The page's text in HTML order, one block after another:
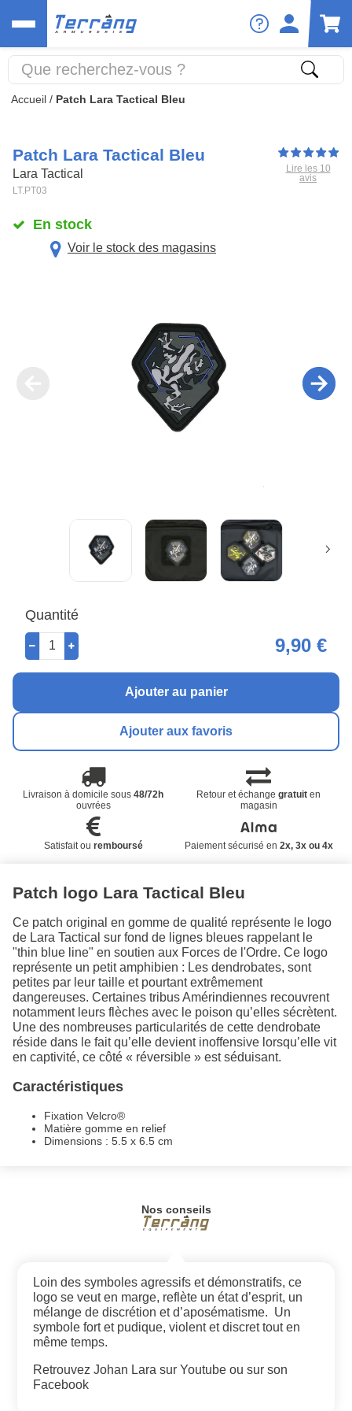
Accueil / Patch Lara Tactical Bleu
Patch Lara Tactical Bleu
Lara Tactical
LT.PT03
Lire les 10
avis
En stock
Voir le stock des magasins
Quantité
9,90 €
Ajouter au panier
Ajouter aux favoris
Livraison à domicile sous48/72h
ouvrées
Retour et échangegratuit en
magasin
Satisfait ou remboursé Paiement sécurisé en 2x, 3x ou 4x
Patch logo Lara Tactical Bleu
Ce patch original en gomme de qualité représente le logo
de Lara Tactical sur fond de lignes bleues rappelant le
"thin blue line" en soutien aux Forces de l'Ordre. Ce logo
représente un petit amphibien : Les dendrobates, sont
petites par leur taille et pourtant extrêmement
dangereuses. Certaines tribus Amérindiennes recouvrent
notamment leurs flèches avec le poison qu’elles sécrètent.
Une des nombreuses particularités de cette dendrobate
réside dans le fait qu’elle devient inoffensive lorsqu’elle vit
en captivité, ce côté « réversible » est séduisant.
Caractéristiques
Fixation Velcro®
Matière gomme en relief
Dimensions : 5.5 x 6.5 cm
Nos conseils
Loin des symboles agressifs et démonstratifs, ce
logo se veut en marge, reflète un état d’esprit, un
mélange de discrétion et d’aposématisme. Un
symbole fort et pudique, violent et discret tout en
même temps.
Retrouvez Johan Lara sur Youtube ou sur son
Facebook